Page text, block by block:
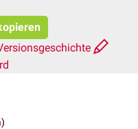
)